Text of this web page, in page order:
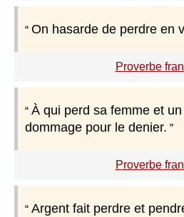
On hasarde de perdre en
Proverbe
À qui perd sa femme et
dommage pour le denier.
Proverbe
Argent fait perdre et